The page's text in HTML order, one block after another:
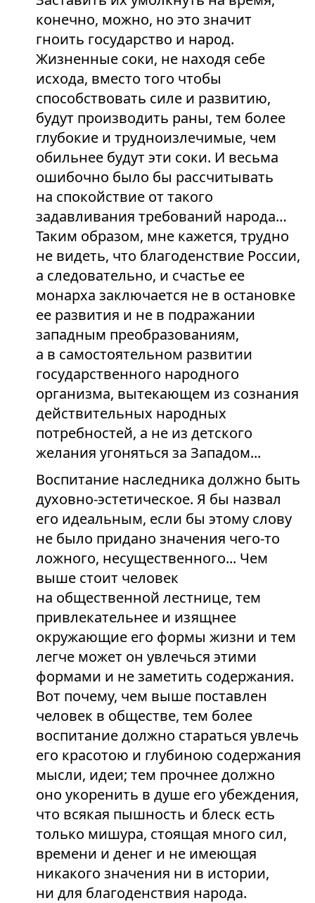
конечно, можно, но это значит
гноить государство и народ.
Жизненные соки, не находя себе
исхода, вместо того чтобы
способствовать силе и развитию,
будут производить раны, тем более
глубокие и трудноизлечимые, чем
обильнее будут эти соки. И весьма
ошибочно было бы рассчитывать
на спокойствие от такого
задавливания требований народа…
Таким образом, мне кажется, трудно
не видеть, что благоденствие России,
а следовательно, и счастье ее
монарха заключается не в остановке
ее развития и не в подражании
западным преобразованиям,
а в самостоятельном развитии
государственного народного
организма, вытекающем из сознания
действительных народных
потребностей, а не из детского
желания угоняться за Западом...
Воспитание наследника должно быть
духовно-эстетическое. Я бы назвал
его идеальным, если бы этому слову
не было придано значения чего-то
ложного, несущественного... Чем
выше стоит человек
на общественной лестнице, тем
привлекательнее и изящнее
окружающие его формы жизни и тем
легче может он увлечься этими
формами и не заметить содержания.
Вот почему, чем выше поставлен
человек в обществе, тем более
воспитание должно стараться увлечь
его красотою и глубиною содержания
мысли, идеи; тем прочнее должно
оно укоренить в душе его убеждения,
что всякая пышность и блеск есть
только мишура, стоящая много сил,
времени и денег и не имеющая
никакого значения ни в истории,
ни для благоденствия народа.